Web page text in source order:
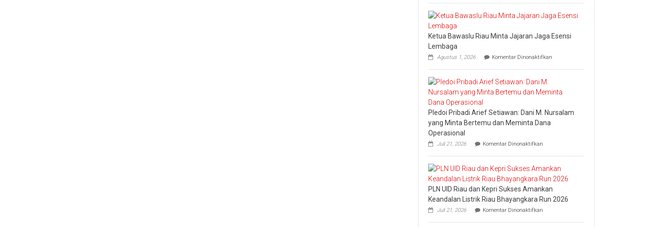
Raih
Penghargaan
Marketing
2026
Ketua Bawaslu Riau Minta Jajaran Jaga Esensi
Lembaga
Agustus 1, 2026 Komentar Dinonaktifkan
Bawaslu
Jajaran
Esensi
Lembaga
Pledoi Pribadi Arief Setiawan: Dani M. Nursalam
yang Minta Bertemu dan Meminta Dana
Operasional
Juli 21, 2026 Komentar Dinonaktifkan
Pribadi
Arief
Setiawan:
Dani
M.
Nursalam
yang
PLN UID Riau dan Kepri Sukses Amankan
Keandalan Listrik Riau Bhayangkara Run 2026
Juli 21, 2026 Komentar Dinonaktifkan
UID